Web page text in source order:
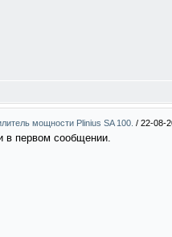
мощности Plinius SA 100. / 22-08-
в первом сообщении.